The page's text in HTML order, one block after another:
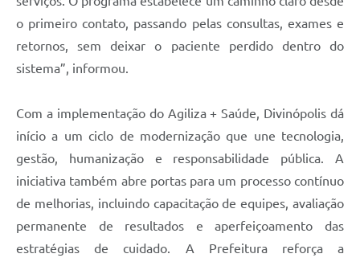
o primeiro contato, passando pelas consultas, exames e
retornos, sem deixar o paciente perdido dentro do
sistema”, informou.
Com a implementação do Agiliza + Saúde, Divinópolis dá
início a um ciclo de modernização que une tecnologia,
gestão, humanização e responsabilidade pública. A
iniciativa também abre portas para um processo contínuo
de melhorias, incluindo capacitação de equipes, avaliação
permanente de resultados e aperfeiçoamento das
estratégias de cuidado. A Prefeitura reforça a